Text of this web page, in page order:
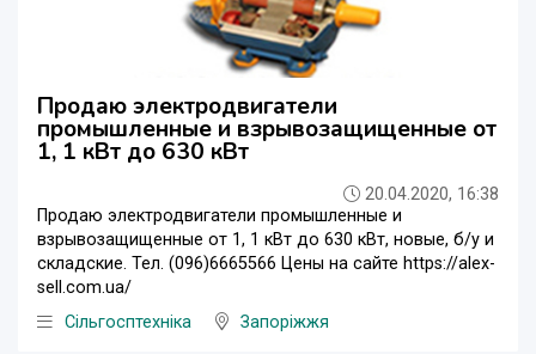
Продаю электродвигатели
промышленные и взрывозащищенные от
1, 1 кВт до 630 кВт
20.04.2020, 16:38
Продаю электродвигатели промышленные и
взрывозащищенные от 1, 1 кВт до 630 кВт, новые, б/у и
складские. Тел. (096)6665566 Цены на сайте https://alex-
sell.com.ua/
Сільгосптехніка
Запоріжжя